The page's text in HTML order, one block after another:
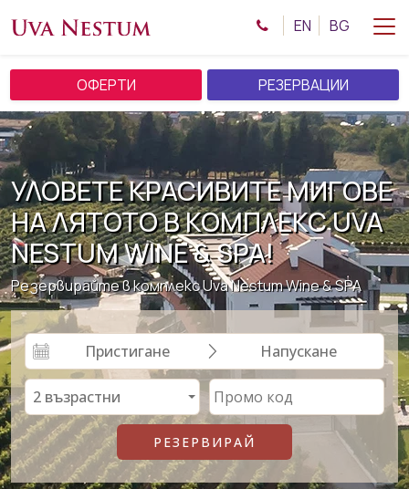
EN BG
ОФЕРТИ РЕЗЕРВАЦИИ
УЛОВЕТЕ КРАСИВИТЕ МИГОВЕ
НА ЛЯТОТО В КОМПЛЕКС UVA
NESTUM WINE & SPA!
Резервирайте в комплекс Uva Nestum Wine & SPA